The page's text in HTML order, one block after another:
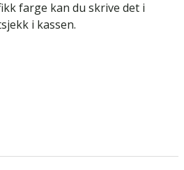
farge kan du skrive det i
i kassen.